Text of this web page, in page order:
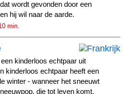
wordt gevonden door een
hij wil naar de aarde.
min.
kinderloos echtpaar uit
kinderloos echtpaar heeft een
winter - wanneer het sneeuwt
die tot leven komt.